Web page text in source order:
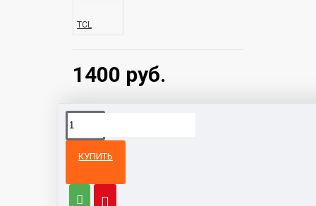
1400 руб.
TCL
КУПИТЬ
категории